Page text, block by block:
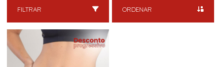
FILTRAR ORDENAR